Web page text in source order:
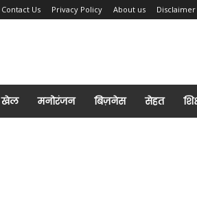
Contact Us Privacy Policy About us Disclaimer
खेल मनोरंजन बिज़नेस सेहत